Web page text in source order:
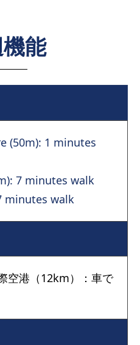
能
(50m): 1 minutes
7 minutes walk
minutes walk
空港（12km）：車で